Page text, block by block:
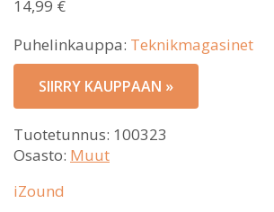
14,99 €
Puhelinkauppa: Teknikmagasinet
SIIRRY KAUPPAAN »
Tuotetunnus: 100323
Osasto: Muut
iZound